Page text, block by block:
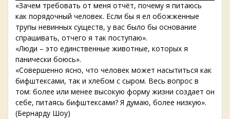
«Зачем требовать от меня отчёт, почему я питаюсь
как порядочный человек. Если бы я ел обожженные
трупы невинных существ, у вас было бы основание
спрашивать, отчего я так поступаю».
«Люди – это единственные животные, которых я
панически боюсь».
«Совершенно ясно, что человек может насытиться как
бифштексами, так и хлебом с сыром. Весь вопрос в
том: более или менее высокую форму жизни создает он
себе, питаясь бифштексами? Я думаю, более низкую».
(Бернарду Шоу)